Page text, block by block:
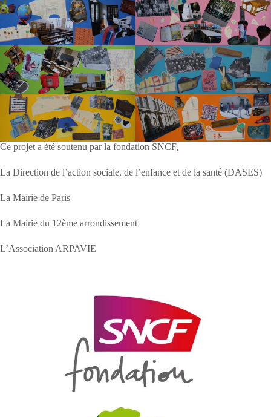
Ce projet a été soutenu par la fondation SNCF,
La Direction de l’action sociale, de l’enfance et de la santé (DASES)
La Mairie de Paris
La Mairie du 12ème arrondissement
L’Association ARPAVIE